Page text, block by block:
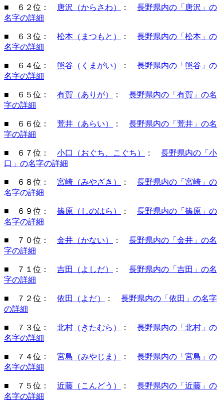
■ ６２位： 唐沢（からさわ） ： 長野県内の「唐沢」の
名字の詳細
■ ６３位： 松本（まつもと） ： 長野県内の「松本」の
名字の詳細
■ ６４位： 熊谷（くまがい） ： 長野県内の「熊谷」の
名字の詳細
■ ６５位： 有賀（ありが） ： 長野県内の「有賀」の名
字の詳細
■ ６６位： 荒井（あらい） ： 長野県内の「荒井」の名
字の詳細
■ ６７位： 小口（おぐち、こぐち） ： 長野県内の「小
口」の名字の詳細
■ ６８位： 宮崎（みやざき） ： 長野県内の「宮崎」の
名字の詳細
■ ６９位： 篠原（しのはら） ： 長野県内の「篠原」の
名字の詳細
■ ７０位： 金井（かない） ： 長野県内の「金井」の名
字の詳細
■ ７１位： 吉田（よしだ） ： 長野県内の「吉田」の名
字の詳細
■ ７２位： 依田（よだ） ： 長野県内の「依田」の名字
の詳細
■ ７３位： 北村（きたむら） ： 長野県内の「北村」の
名字の詳細
■ ７４位： 宮島（みやじま） ： 長野県内の「宮島」の
名字の詳細
■ ７５位： 近藤（こんどう） ： 長野県内の「近藤」の
名字の詳細